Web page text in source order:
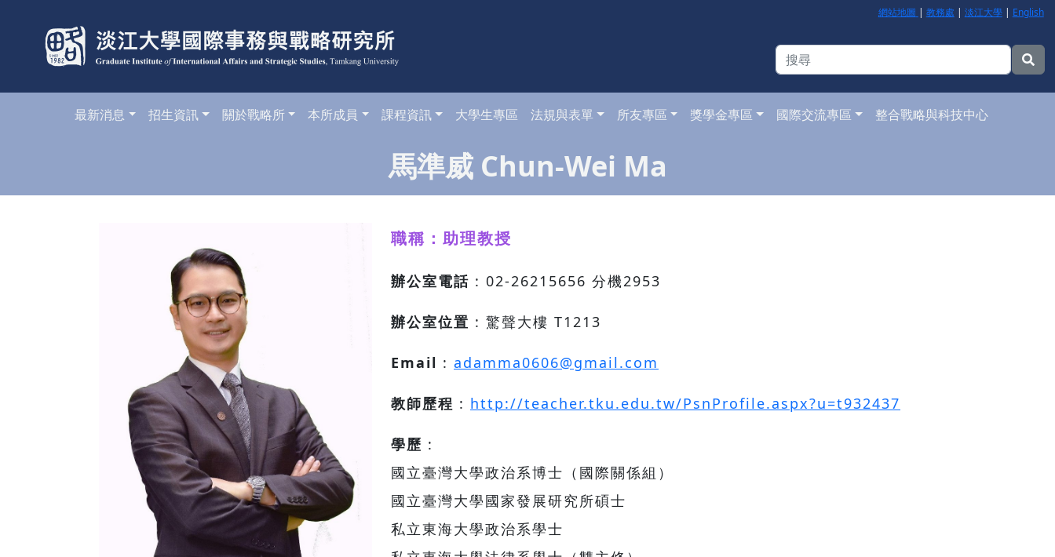
網站地圖 | 教務處 | 淡江大學| English
最新消息 招生資訊 關於戰略所 本所成員 課程資訊 大學生專區 法規與表單 所友專區 獎學金專區 國際交流專區 整合戰略與科技中心
馬準威 Chun-Wei Ma
職稱：助理教授
辦公室電話 : 02-26215656 分機2953
辦公室位置 : 驚聲大樓 T1213
Email : adamma0606@gmail.com
教師歷程 : http://teacher.tku.edu.tw/PsnProfile.aspx?u=t932437
學歷 :
國立臺灣大學政治系博士（國際關係組）
國立臺灣大學國家發展研究所碩士
私立東海大學政治系學士